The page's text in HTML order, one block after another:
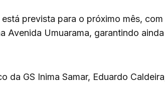
prevista para o próximo mês,
Avenida Umuarama, garantindo
da GS Inima Samar, Eduardo